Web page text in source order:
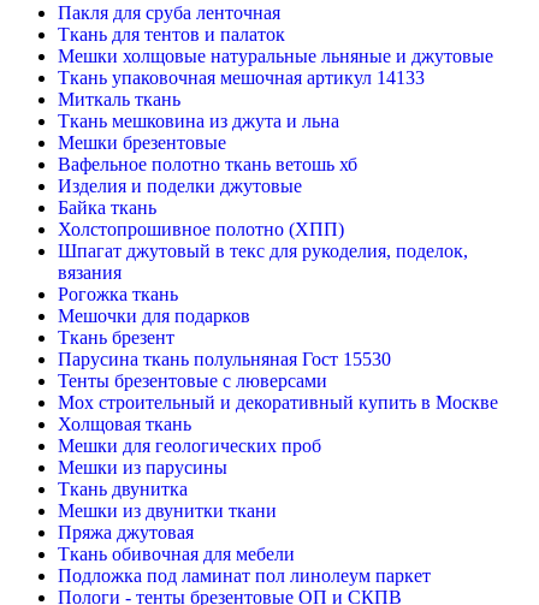
Пакля для сруба ленточная
Ткань для тентов и палаток
Мешки холщовые натуральные льняные и джутовые
Ткань упаковочная мешочная артикул 14133
Миткаль ткань
Ткань мешковина из джута и льна
Мешки брезентовые
Вафельное полотно ткань ветошь хб
Изделия и поделки джутовые
Байка ткань
Холстопрошивное полотно (ХПП)
Шпагат джутовый в текс для рукоделия, поделок,
вязания
Рогожка ткань
Мешочки для подарков
Ткань брезент
Парусина ткань полульняная Гост 15530
Тенты брезентовые с люверсами
Мох строительный и декоративный купить в Москве
Холщовая ткань
Мешки для геологических проб
Мешки из парусины
Ткань двунитка
Мешки из двунитки ткани
Пряжа джутовая
Ткань обивочная для мебели
Подложка под ламинат пол линолеум паркет
Пологи - тенты брезентовые ОП и СКПВ